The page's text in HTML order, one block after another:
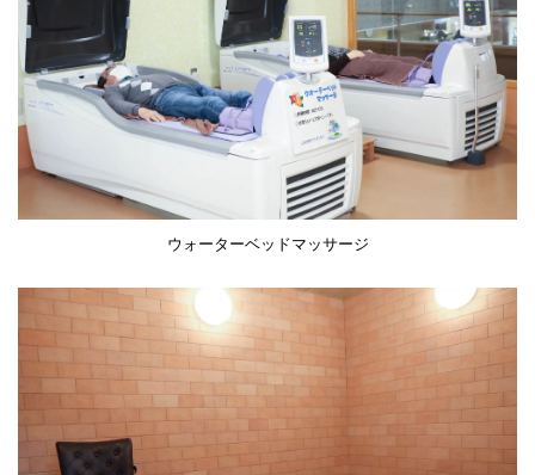
ウォーターベッドマッサージ